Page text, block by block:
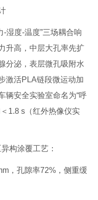
-湿度-温度”三场耦合响
升高，中层大孔率先扩
分泌，表层微孔吸附水
激活PLA链段微运动加
辆安全实验室命名为“呼
1.8 s（红外热像仪实
构涂覆工艺：
，孔隙率72%，侧重缓